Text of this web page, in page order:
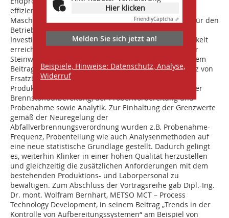
effiziente Sortierbedingungen für sensorgestützte
Maschinen, eine Minimierung des Bedien­aufwandes für den
Betrieb der Anlage sowie geringe zusätzliche
Investitionskosten und damit eine hohe Wirtschaftlichkeit
erreichen. Dipl.-Ing. Peter Schwei und Dipl.-Ing. Walter
Steinwender, w&p Zement GmbH, präsentierten in ihrem
Beitrag „Aufbereitung und qualitätsgesicherter Einsatz von
Ersatzbrennstoffen in der Portlandzement-Klinker
Produktion im Werk Wietersdorf“ ein neues Konzept der
Brennstoffaufbereitung, der Probenvorbereitung und
Probenahme sowie Analytik. Zur Einhaltung der Grenzwerte
gemäß der Neuregelung der
Abfallverbrennungsverordnung wurden z.B. Probenahme-
Frequenz, Probenteilung wie auch Analysenmethoden auf
eine neue statistische Grundlage gestellt. Dadurch gelingt
es, weiterhin Klinker in einer hohen Qualität herzustellen
und gleichzeitig die zusätzlichen Anforderungen mit dem
bestehenden Produktions- und Laborpersonal zu
bewältigen. Zum Abschluss der Vortragsreihe gab Dipl.-Ing.
Dr. mont. Wolfram Bernhart, METSO MCT – Process
Technology Development, in seinem Beitrag „Trends in der
Kontrolle von Aufbereitungssystemen“ am Beispiel von
Hier klicken
FriendlyCaptcha ⇗
Melden Sie sich jetzt an!
Beispiele, Hinweise: Datenschutz, Analyse,
Widerruf